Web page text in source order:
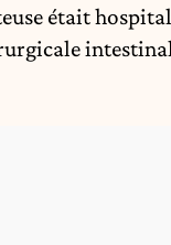
était